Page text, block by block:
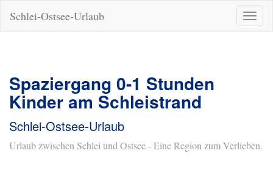
ein-/
Schlei-Ostsee-Urlaub
Spaziergang 0-1 Stunden
Kinder am Schleistrand
Schlei-Ostsee-Urlaub
Urlaub zwischen Schlei und Ostsee - Eine Region zum Verlieben.